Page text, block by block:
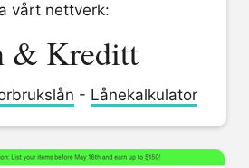
vårt nettverk:
& Kreditt
- Lånekalkulator